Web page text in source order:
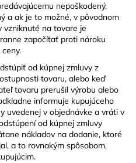
nepoškodený,
a ak je to možné, v pôvodnom
vzniknuté na tovare je
započítať proti nároku
od kúpnej zmluvy z
tovaru, alebo keď
tovaru prerušil výrobu alebo
informuje kupujúceho
uvedenej v objednávke a vráti v
od kúpnej zmluvy
nákladov na dodanie, ktoré
a to rovnakým spôsobom,